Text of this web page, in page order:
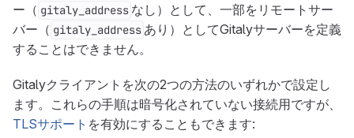
ー（ gitaly_address なし）として、一部をリモートサー
バー（ gitaly_address あり）としてGitalyサーバーを定義
することはできません。
Gitalyクライアントを次の2つの方法のいずれかで設定し
ます。これらの手順は暗号化されていない接続用ですが、
TLSサポート を有効にすることもできます: